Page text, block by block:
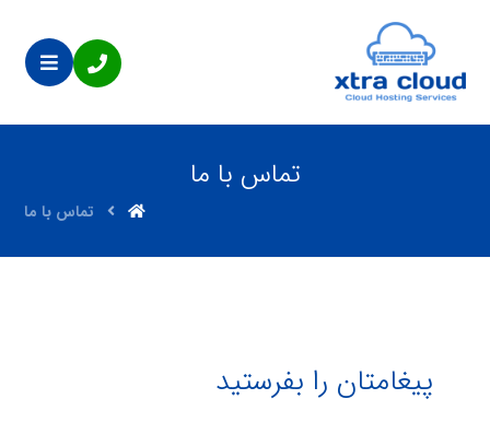
تماس با ما
تماس با ما
پیغامتان را بفرستید